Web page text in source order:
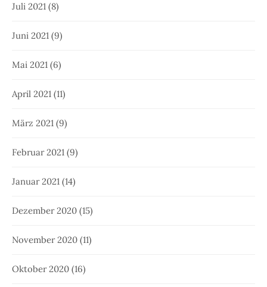
Juli 2021 (8)
Juni 2021 (9)
Mai 2021 (6)
April 2021 (11)
März 2021 (9)
Februar 2021 (9)
Januar 2021 (14)
Dezember 2020 (15)
November 2020 (11)
Oktober 2020 (16)